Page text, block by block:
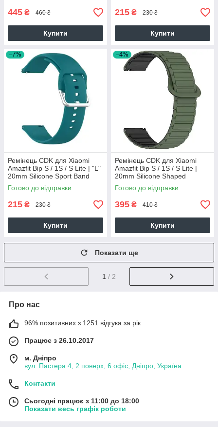
445 ₴ 460 ₴
Купити
215 ₴ 230 ₴
Купити
–7%
Ремінець CDK для Xiaomi
Amazfit Bip S / 1S / S Lite | "L"
20mm Silicone Sport Band
Classic (09651) (ocean blue)
Готово до відправки
215 ₴ 230 ₴
Купити
–4%
Ремінець CDK для Xiaomi
Amazfit Bip S / 1S / S Lite |
20mm Silicone Shaped
Magnetic Band (018822)
(green /
Готово до відправки
395 ₴ 410 ₴
Купити
Показати ще
1 / 2
Про нас
96% позитивних з 1251 відгука за рік
Працює з 26.10.2017
м. Дніпро
вул. Пастера 4, 2 поверх, 6 офіс, Дніпро, Україна
Контакти
Сьогодні працює з 11:00 до 18:00
Показати весь графік роботи